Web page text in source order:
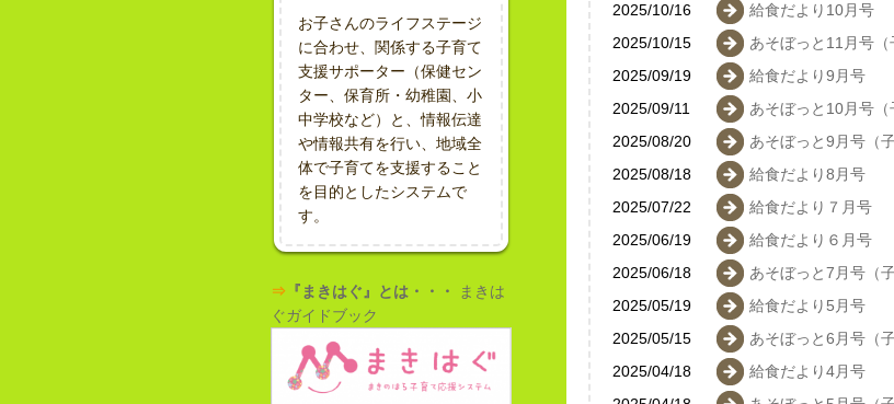
お子さんのライフステージ
に合わせ、関係する子育て
支援サポーター（保健セン
ター、保育所・幼稚園、小
中学校など）と、情報伝達
や情報共有を行い、地域全
体で子育てを支援すること
を目的としたシステムで
す。
⇒ 『まきはぐ』とは・・・
まきは
ぐガイドブック
2025/10/16
給食だより10月号
2025/10/15
あそぼっと11月号（
2025/09/19
給食だより9月号
2025/09/11
あそぼっと10月号（
2025/08/20
あそぼっと9月号（
2025/08/18
給食だより8月号
2025/07/22
給食だより７月号
2025/06/19
給食だより６月号
2025/06/18
あそぼっと7月号（
2025/05/19
給食だより5月号
2025/05/15
あそぼっと6月号（
2025/04/18
給食だより4月号